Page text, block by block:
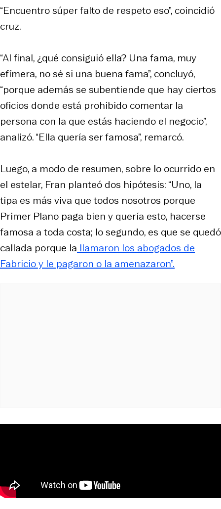
“Encuentro súper falto de respeto eso”, coincidió
cruz.
“Al final, ¿qué consiguió ella? Una fama, muy
efímera, no sé si una buena fama”, concluyó,
“porque además se subentiende que hay ciertos
oficios donde está prohibido comentar la
persona con la que estás haciendo el negocio”,
analizó. “Ella quería ser famosa”, remarcó.
Luego, a modo de resumen, sobre lo ocurrido en
el estelar, Fran planteó dos hipótesis: “Uno, la
tipa es más viva que todos nosotros porque
Primer Plano paga bien y quería esto, hacerse
famosa a toda costa; lo segundo, es que se quedó
callada porque la llamaron los abogados de
Fabricio y le pagaron o la amenazaron”.